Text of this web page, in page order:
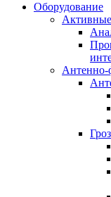
Оборудование
Антенно-